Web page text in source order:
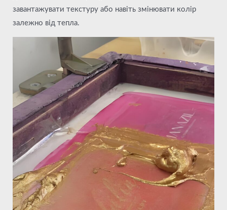
завантажувати текстуру або навіть змінювати колір
залежно від тепла.